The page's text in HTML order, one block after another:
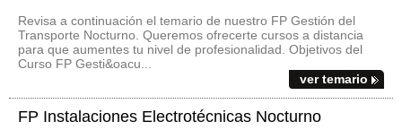
Revisa a continuación el temario de nuestro FP Gestión del
Transporte Nocturno. Queremos ofrecerte cursos a distancia
para que aumentes tu nivel de profesionalidad. Objetivos del
Curso FP Gesti&oacu...
ver temario
FP Instalaciones Electrotécnicas Nocturno